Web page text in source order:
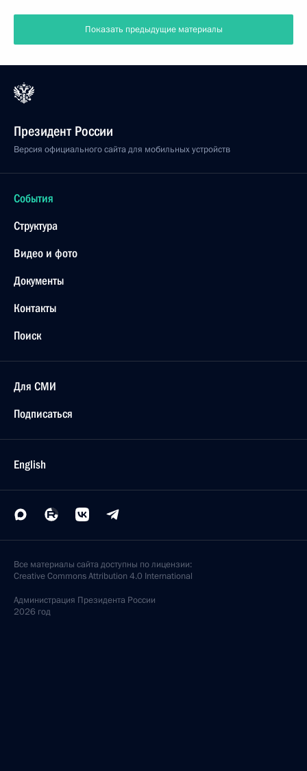
Показать предыдущие материалы
Президент России
Версия официального сайта для мобильных устройств
События
Структура
Видео и фото
Документы
Контакты
Поиск
Для СМИ
Подписаться
English
Все материалы сайта доступны по лицензии:
Creative Commons Attribution 4.0 International
Администрация Президента России
2026 год